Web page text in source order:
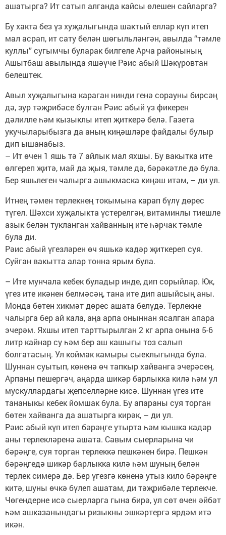
ашатырга? Ит сатып алганда кайсы өлешен сайларга?
Бу хакта без үз хуҗалыгында шактый еллар күп итеп
мал асрап, ит сату белән шөгыльләнгән, авылда “тәмле
куллы” сугымчы буларак билгеле Арча районының
Ашытбаш авылында яшәүче Рәис абый Шәкүровтан
белештек.
Авыл хуҗалыгына караган нинди генә сорауны бирсәң
дә, зур тәҗрибәсе булган Рәис абый үз фикерен
дәлилле һәм кызыклы итеп җиткерә белә. Газета
укучыларыбызга да аның киңәшләре файдалы булыр
дип ышанабыз.
– Ит өчен 1 яшь тә 7 айлык мал яхшы. Бу вакытка ите
өлгереп җитә, май да җыя, тәмле дә, бәрәкәтле дә була.
Бер яшьлеген чалырга ашыкмаска киңәш итәм, – ди ул.
Итнең тәмен терлекнең токымына карап бүлү дөрес
түгел. Шәхси хуҗалыкта үстерелгән, витаминлы тиешле
азык белән тукланган хайванның ите һәрчак тәмле
була ди.
Рәис абый үгезләрен өч яшькә кадәр җиткереп суя.
Суйган вакытта алар тонна ярым була.
– Ите мунчала кебек буладыр инде, дип сорыйлар. Юк,
үгез ите икәнен белмәсәң, тана ите дип ашыйсың аны.
Монда бөтен хикмәт дөрес ашата белүдә. Терлекне
чалырга бер ай кала, аңа арпа оныннан ясалган апара
эчерәм. Яхшы итеп тарттырылган 2 кг арпа онына 5-6
литр кайнар су һәм бер аш кашыгы тоз салып
болгатасың. Ул коймак камыры сыеклыгында була.
Шуннан суытып, көненә өч тапкыр хайванга эчерәсең.
Арпаны пешергәч, аңарда шикәр барлыкка килә һәм ул
мускуллардагы җепселләрне кисә. Шуннан үгез ите
тананыкы кебек йомшак була. Бу апараны суя торган
бөтен хайванга да ашатырга кирәк, – ди ул.
Рәис абый күп итеп бәрәңге утырта һәм кышка кадәр
аны терлекләренә ашата. Савым сыерларына чи
бәрәңге, суя торган терлеккә пешкәнен бирә. Пешкән
бәрәңгедә шикәр барлыкка килә һәм шуның белән
терлек симерә дә. Бер үгезгә көненә утыз кило бәрәңге
китә, шуны өчкә бүлеп ашатам, ди тәҗрибәле терлекче.
Чөгендерне исә сыерларга гына бирә, ул сөт өчен әйбәт
һәм ашказанындагы ризыкны эшкәртергә ярдәм итә
икән.